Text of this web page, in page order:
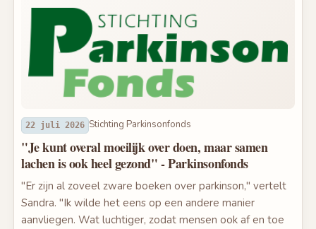
22 juli 2026 Stichting Parkinsonfonds
"Je kunt overal moeilijk over doen, maar samen
lachen is ook heel gezond" - Parkinsonfonds
"Er zijn al zoveel zware boeken over parkinson," vertelt
Sandra. "Ik wilde het eens op een andere manier
aanvliegen. Wat luchtiger, zodat mensen ook af en toe